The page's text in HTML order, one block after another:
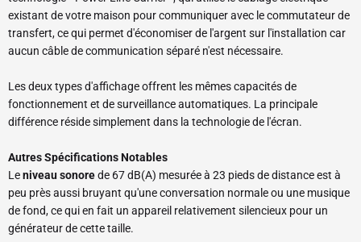
existant de votre maison pour communiquer avec le commutateur de
transfert, ce qui permet d'économiser de l'argent sur l'installation car
aucun câble de communication séparé n'est nécessaire.
Les deux types d'affichage offrent les mêmes capacités de
fonctionnement et de surveillance automatiques. La principale
différence réside simplement dans la technologie de l'écran.
Autres Spécifications Notables
Leniveau sonorede 67 dB(A) mesurée à 23 pieds de distance est à
peu près aussi bruyant qu'une conversation normale ou une musique
de fond, ce qui en fait un appareil relativement silencieux pour un
générateur de cette taille.